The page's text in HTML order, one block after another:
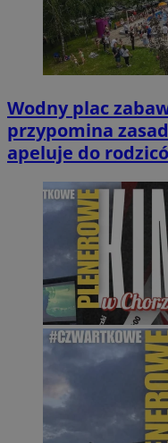
Wodny plac
przypomina
apeluje do